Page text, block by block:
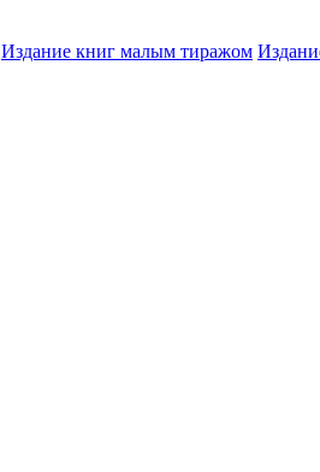
Издание книг малым тиражом